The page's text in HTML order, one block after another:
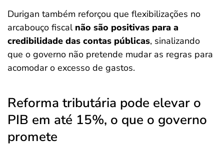
Durigan também reforçou que flexibilizações no
arcabouço fiscal não são positivas para a
credibilidade das contas públicas, sinalizando
que o governo não pretende mudar as regras para
acomodar o excesso de gastos.
Reforma tributária pode elevar o
PIB em até 15%, o que o governo
promete